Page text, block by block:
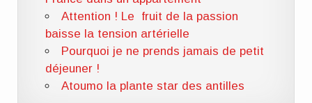
Attention ! Le fruit de la passion
baisse la tension artérielle
Pourquoi je ne prends jamais de petit
déjeuner !
Atoumo la plante star des antilles